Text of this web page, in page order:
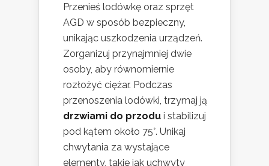
Przenieś lodówkę oraz sprzęt
AGD w sposób bezpieczny,
unikając uszkodzenia urządzeń.
Zorganizuj przynajmniej dwie
osoby, aby równomiernie
rozłożyć ciężar. Podczas
przenoszenia lodówki, trzymaj ją
drzwiami do przodu i stabilizuj
pod kątem około 75°. Unikaj
chwytania za wystające
elementy, takie jak uchwyty